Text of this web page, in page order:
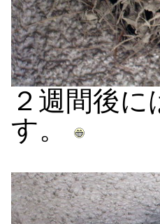
２週間後
す。